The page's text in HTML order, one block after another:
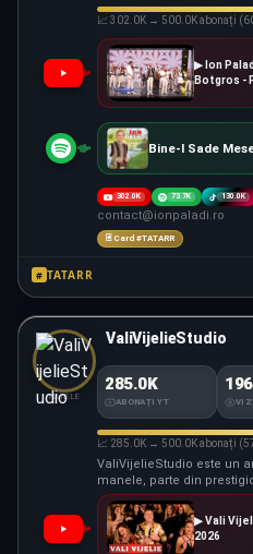
📈 302.0K → 500.0K abonați
▶ Ion
Botgros -
Bine-I Sade
302.0K 73.7K 130.0K
contact@ionpaladi.ro
🃏 Card #TATARR
# TATARR
MANELE
ValiVijelieStudio
285.0K
ABONAȚI YT
📈 285.0K → 500.0K abonați
ValiVijelieStudio este un
manele, parte din
comunitate
vizualizări totale pe
prezență puternică în
recent proiect, „Vali
▶ Vali
2026